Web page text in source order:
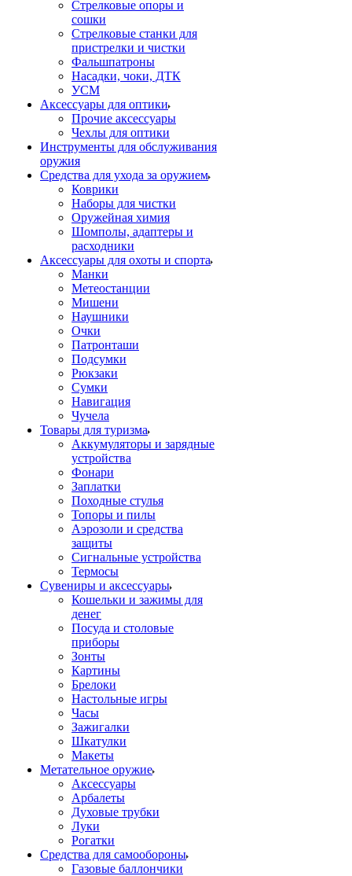
Стрелковые опоры и
сошки
Стрелковые станки для
пристрелки и чистки
Фальшпатроны
Насадки, чоки, ДТК
УСМ
Аксессуары для оптики
Прочие аксессуары
Чехлы для оптики
Инструменты для обслуживания
оружия
Средства для ухода за оружием
Коврики
Наборы для чистки
Оружейная химия
Шомполы, адаптеры и
расходники
Аксессуары для охоты и спорта
Манки
Метеостанции
Мишени
Наушники
Очки
Патронташи
Подсумки
Рюкзаки
Сумки
Навигация
Чучела
Товары для туризма
Аккумуляторы и зарядные
устройства
Фонари
Заплатки
Походные стулья
Топоры и пилы
Аэрозоли и средства
защиты
Сигнальные устройства
Термосы
Сувениры и аксессуары
Кошельки и зажимы для
денег
Посуда и столовые
приборы
Зонты
Картины
Брелоки
Настольные игры
Часы
Зажигалки
Шкатулки
Макеты
Метательное оружие
Аксессуары
Арбалеты
Духовые трубки
Луки
Рогатки
Средства для самообороны
Газовые баллончики